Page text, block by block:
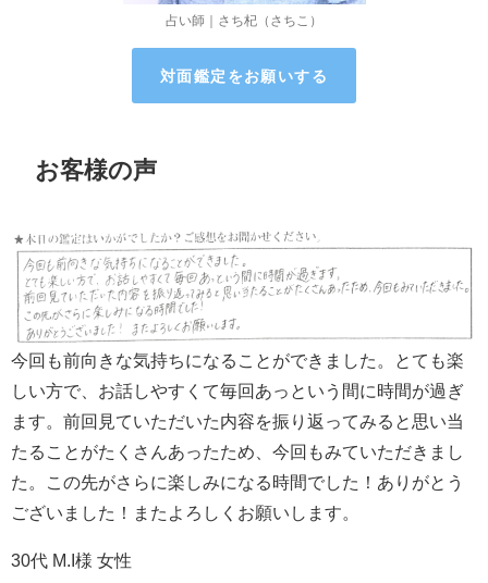
占い師｜さち杞（さちこ）
対面鑑定をお願いする
お客様の声
今回も前向きな気持ちになることができました。とても楽
しい方で、お話しやすくて毎回あっという間に時間が過ぎ
ます。前回見ていただいた内容を振り返ってみると思い当
たることがたくさんあったため、今回もみていただきまし
た。この先がさらに楽しみになる時間でした！ありがとう
ございました！またよろしくお願いします。
30代 M.I様 女性